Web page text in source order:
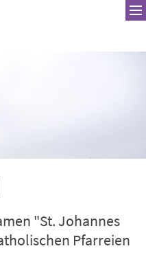
"St. Johannes
Pfarreien